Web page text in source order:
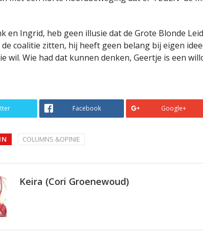
en Ingrid, heb geen illusie dat de Grote Blonde
coalitie zitten, hij heeft geen belang bij eigen
wil. Wie had dat kunnen denken, Geertje is een
Facebook Google+
COLUMNS &OPINIE
Keira (Cori Groenewoud)